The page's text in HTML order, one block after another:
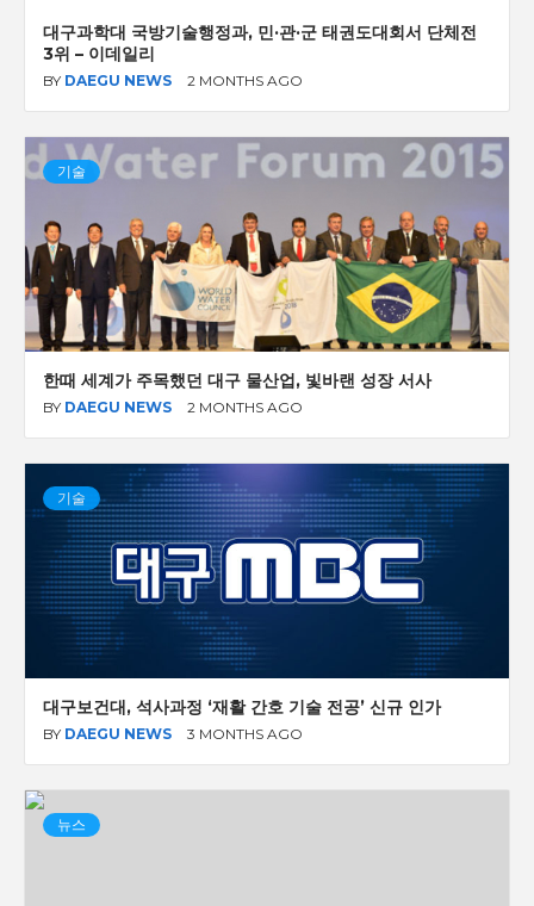
대구과학대 국방기술행정과, 민·관·군 태권도대회서 단체전
3위 – 이데일리
BY DAEGU NEWS 2 MONTHS AGO
기술
한때 세계가 주목했던 대구 물산업, 빛바랜 성장 서사
BY DAEGU NEWS 2 MONTHS AGO
기술
대구보건대, 석사과정 ‘재활 간호 기술 전공’ 신규 인가
BY DAEGU NEWS 3 MONTHS AGO
뉴스